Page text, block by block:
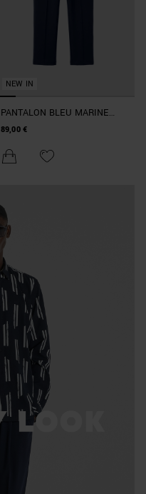
NEW IN
PANTALON BLEU MARINE
REGULAR FIT EN INTERLOCK
PASSANT ET PASSEPOILS
89,00 €